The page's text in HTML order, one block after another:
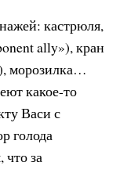
кастрюля,
ally»), кран
морозилка…
какое-то
Васи с
голода
что за